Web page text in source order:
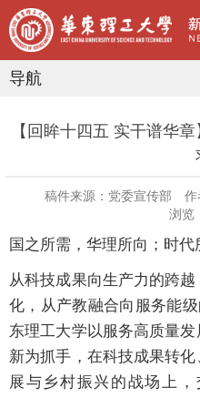
导航
【回眸十四五 实干谱华
稿件来源：党委宣传部 作
浏览
国之所需，华理所向；时代
从科技成果向生产力的跨
化，从产教融合向服务能
东理工大学以服务高质量
新为抓手，在科技成果转
展与乡村振兴的战场上